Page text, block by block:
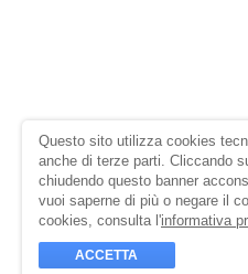
Questo sito utilizza cookies
anche di terze parti. Cliccando
chiudendo questo banner
vuoi saperne di più o negare il
cookies, consulta l'informativa
ACCETTA